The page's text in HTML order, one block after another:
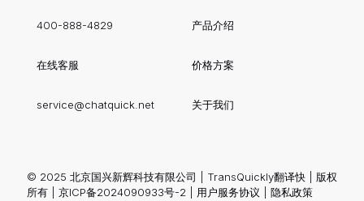
400-888-4829
在线客服
service@chatquick.net
产品介绍
价格方案
关于我们
© 2025 北京国兴新辉科技有限公司 | TransQuickly翻译快 | 版权
所有 | 京ICP备2024090933号-2 用户服务协议 隐私政策